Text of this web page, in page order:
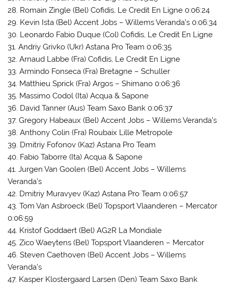
28. Romain Zingle (Bel) Cofidis, Le Credit En Ligne 0:06:24
29. Kevin Ista (Bel) Accent Jobs – Willems Veranda’s 0:06:34
30. Leonardo Fabio Duque (Col) Cofidis, Le Credit En Ligne
31. Andriy Grivko (Ukr) Astana Pro Team 0:06:35
32. Arnaud Labbe (Fra) Cofidis, Le Credit En Ligne
33. Armindo Fonseca (Fra) Bretagne – Schuller
34. Matthieu Sprick (Fra) Argos – Shimano 0:06:36
35. Massimo Codol (Ita) Acqua & Sapone
36. David Tanner (Aus) Team Saxo Bank 0:06:37
37. Gregory Habeaux (Bel) Accent Jobs – Willems Veranda’s
38. Anthony Colin (Fra) Roubaix Lille Metropole
39. Dmitriy Fofonov (Kaz) Astana Pro Team
40. Fabio Taborre (Ita) Acqua & Sapone
41. Jurgen Van Goolen (Bel) Accent Jobs – Willems
Veranda’s
42. Dmitriy Muravyev (Kaz) Astana Pro Team 0:06:57
43. Tom Van Asbroeck (Bel) Topsport Vlaanderen – Mercator
0:06:59
44. Kristof Goddaert (Bel) AG2R La Mondiale
45. Zico Waeytens (Bel) Topsport Vlaanderen – Mercator
46. Steven Caethoven (Bel) Accent Jobs – Willems
Veranda’s
47. Kasper Klostergaard Larsen (Den) Team Saxo Bank